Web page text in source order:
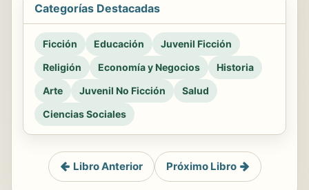
Categorías Destacadas
Ficción Educación
Juvenil Ficción
Religión
Economía y Negocios
Historia
Arte
Juvenil No Ficción
Salud
Ciencias Sociales
Libro Anterior Próximo Libro